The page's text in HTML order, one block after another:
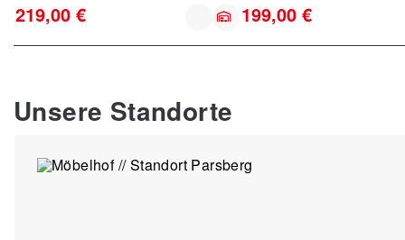
219,00 € 199,00 €
Unsere Standorte